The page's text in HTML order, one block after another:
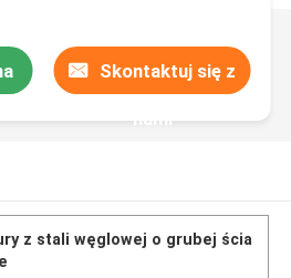
Skontaktuj się z
nami
z stali węglowej o grubej ścia